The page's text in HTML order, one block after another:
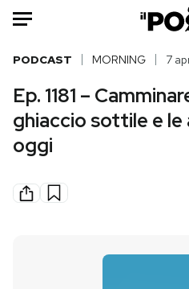
HOME
Politica
Tecnologia
PODCAST MORNING 7
Ep. 1181 –
ghiaccio sottile e
oggi